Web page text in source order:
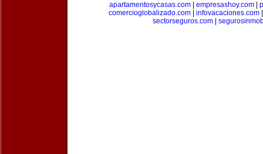
apartamentosycasas.com| empresashoy.com|
comercioglobalizado.com
infovacaciones.com
sectorseguros.com